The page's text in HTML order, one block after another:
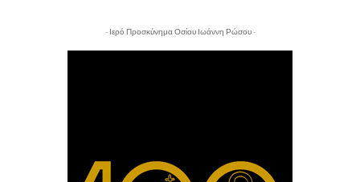
- Ιερό Προσκύνημα Οσίου Ιωάννη Ρώσου -